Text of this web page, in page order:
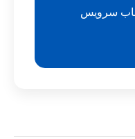
سرویس